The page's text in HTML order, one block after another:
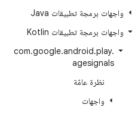
واجهات برمجة تطبيقات Java
واجهات برمجة تطبيقات Kotlin
com.google.android.play.
agesignals
نظرة عامّة
واجهات